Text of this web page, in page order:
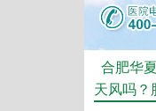
合肥华
天风吗？